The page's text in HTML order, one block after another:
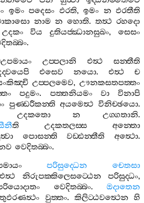
ඉමං පදෙසං ඵරති,ඉමං න ඵරතීති
නාම න හොති.තත්‍ථ රහදො
උදකං විය දුතියජ‍්ඣානසුඛං,සෙසං
.
උප‍්පලානි එත්‍ථ
සන‍්තීති
එසෙව නයො. එත්‍ථ
ච
උප‍්පලමෙව, ඌනකසතපත‍්තං
පදුමං. පත‍්තනියමං වා
විනාපි
පුණ‍්ඩරීකන‍්ති අයමෙත්‍ථ විනිච‍්ඡයො.
උදකතො න උග‍්ගතානි.
ති උදකතලස‍්ස
අන‍්තො
පොසන‍්ති වඩ‍්ඪන‍්තීති අත්‍ථො.
වෙදිතබ‍්බං.
පරිසුද‍්ධෙන
චෙතසා
එත්‍ථ නිරුපක‍්කිලෙසට‍්ඨෙන පරිසුද‍්ධං,
වෙදිතබ‍්බං.ඔදාතෙන
වුත‍්තං. කිලිට‍්ඨවත්‍ථෙන
හි